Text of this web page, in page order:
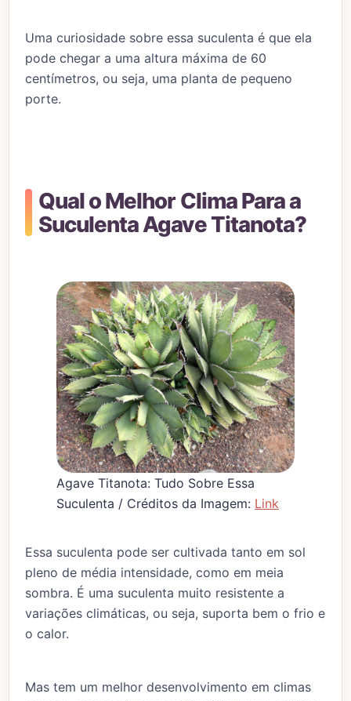
Uma curiosidade sobre essa suculenta é que ela
pode chegar a uma altura máxima de 60
centímetros, ou seja, uma planta de pequeno
porte.
Qual o Melhor Clima Para a
Suculenta Agave Titanota?
Agave Titanota: Tudo Sobre Essa
Suculenta / Créditos da Imagem: Link
Essa suculenta pode ser cultivada tanto em sol
pleno de média intensidade, como em meia
sombra. É uma suculenta muito resistente a
variações climáticas, ou seja, suporta bem o frio e
o calor.
Mas tem um melhor desenvolvimento em climas